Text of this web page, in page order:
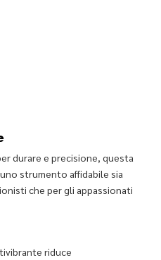
durare e precisione, questa
strumento affidabile sia
che per gli appassionati
riduce